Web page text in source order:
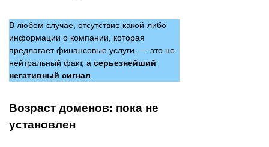
В любом случае, отсутствие какой-либо
информации о компании, которая
предлагает финансовые услуги, — это не
нейтральный факт, а серьезнейший
негативный сигнал
Возраст доменов: пока не
установлен